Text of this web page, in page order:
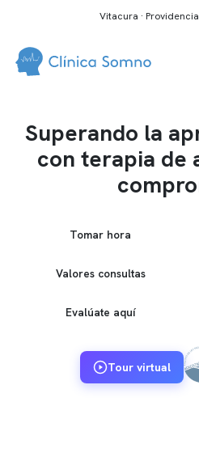
Vitacura ·
Superando la
con terapia de
Tomar hora
Valores consultas
Evalúate aquí
Tour virtual